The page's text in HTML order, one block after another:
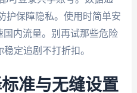
护保障隐私。使用时简单安
国内流量。别再试那些危险
定追剧不打折扣。
准与无缝设置